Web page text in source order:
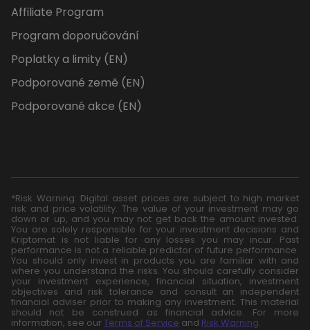
Affiliate Program
Program doporučování
Poplatky a limity (EN)
Podporované země (EN)
Podporované akce (EN)
*Risk Warning: Digital asset prices are subject to high market
risk and price volatility. The value of your investment may go
down or up, and you may not get back the amount invested.
You are solely responsible for your investment decisions and
Kriptomat is not liable for any losses you may incur. Past
performance is not a reliable predictor of future performance.
You should only invest in products you are familiar with and
where you understand the risks. You should carefully consider
your investment experience, financial situation, investment
objectives and risk tolerance and consult an independent
financial adviser prior to making any investment. This material
should not be construed as financial advice. For more
information, see our Terms of Service and Risk Warning.